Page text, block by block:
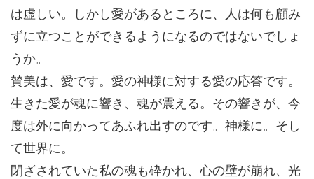
は虚しい。しかし愛があるところに、人は何も顧み
ずに立つことができるようになるのではないでしょ
うか。
賛美は、愛です。愛の神様に対する愛の応答です。
生きた愛が魂に響き、魂が震える。その響きが、今
度は外に向かってあふれ出すのです。神様に。そし
て世界に。
閉ざされていた私の魂も砕かれ、心の壁が崩れ、光